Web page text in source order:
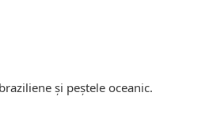
și peștele oceanic.